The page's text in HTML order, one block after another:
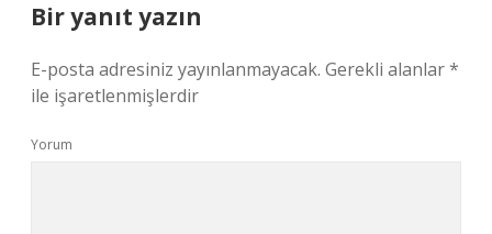
Bir yanıt yazın
E-posta adresiniz yayınlanmayacak. Gerekli alanlar*
ile işaretlenmişlerdir
Yorum